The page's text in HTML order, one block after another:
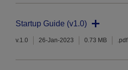
Startup Guide (v1.0)
v.1.0 26-Jan-2023 0.73 MB .pdf